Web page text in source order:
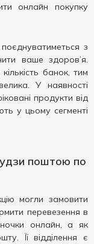
онлайн покупку
з
ваше здоров’я.
банок, тим
У наявності
продукти від
у цьому сегменті
поштою по
могли замовити
перевезення в
онлайн, а як
Її відділення є